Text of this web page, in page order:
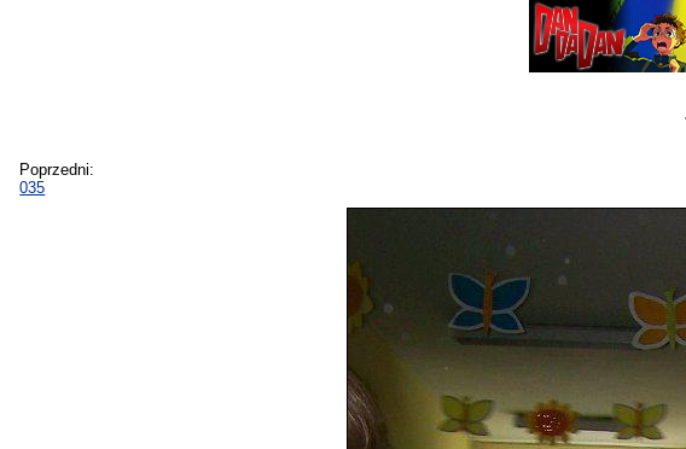
Poprzedni:
035